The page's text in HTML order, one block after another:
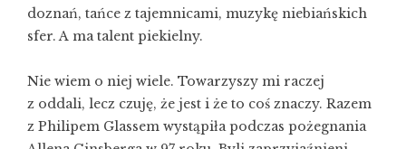
doznań, tańce z tajemnicami, muzykę niebiańskich
sfer. A ma talent piekielny.
Nie wiem o niej wiele. Towarzyszy mi raczej
z oddali, lecz czuję, że jest i że to coś znaczy. Razem
z Philipem Glassem wystąpiła podczas pożegnania